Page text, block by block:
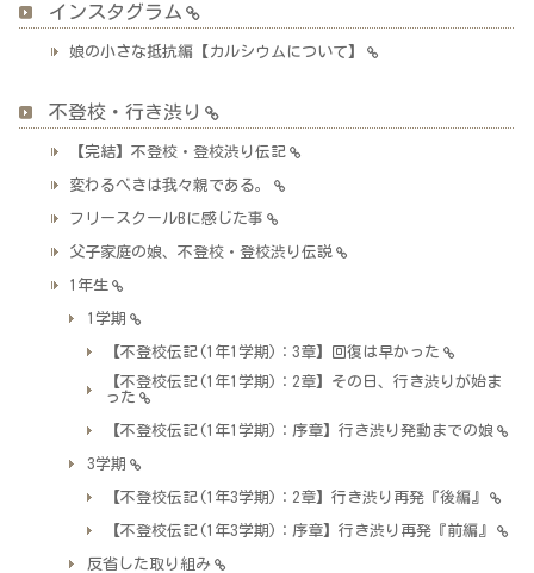
インスタグラム
娘の小さな抵抗編【カルシウムについて】
不登校・行き渋り
【完結】不登校・登校渋り伝記
変わるべきは我々親である。
フリースクールBに感じた事
父子家庭の娘、不登校・登校渋り伝説
1年生
1学期
【不登校伝記(1年1学期)：3章】回復は早かった
【不登校伝記(1年1学期)：2章】その日、行き渋りが始ま
った
【不登校伝記(1年1学期)：序章】行き渋り発動までの娘
3学期
【不登校伝記(1年3学期)：2章】行き渋り再発『後編』
【不登校伝記(1年3学期)：序章】行き渋り再発『前編』
反省した取り組み